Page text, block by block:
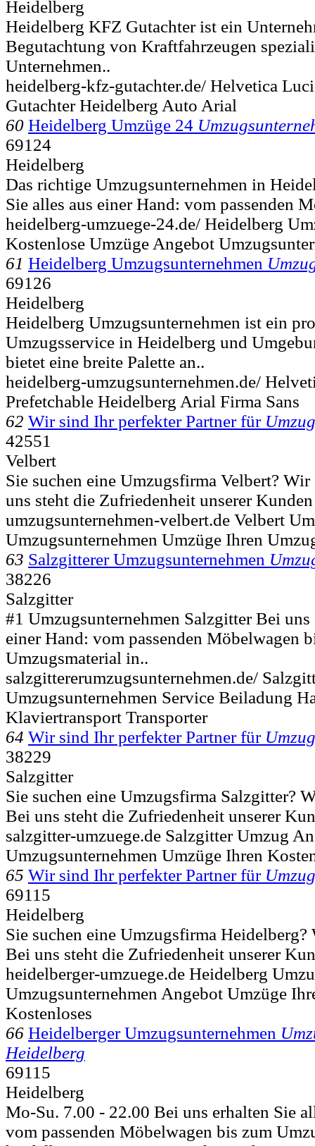
Heidelberg
Heidelberg KFZ Gutachter ist ein
Begutachtung von Kraftfahrzeugen
Unternehmen..
heidelberg-kfz-gutachter.de/ Helvetica
Gutachter Heidelberg Auto Arial
60 Heidelberg Umzüge 24
69124
Heidelberg
Das richtige Umzugsunternehmen in
Sie alles aus einer Hand: vom passenden
heidelberg-umzuege-24.de/ Heidelberg
Kostenlose Umzüge Angebot
61 Heidelberg Umzugsunternehmen
69126
Heidelberg
Heidelberg Umzugsunternehmen ist ein
Umzugsservice in Heidelberg und
bietet eine breite Palette an..
heidelberg-umzugsunternehmen.de/
Prefetchable Heidelberg Arial Firma Sans
62 Wir sind Ihr perfekter Partner für Umzug
42551
Velbert
Sie suchen eine Umzugsfirma Velbert?
uns steht die Zufriedenheit unserer
umzugsunternehmen-velbert.de Velbert
Umzugsunternehmen Umzüge Ihren
63 Salzgitterer Umzugsunternehmen
38226
Salzgitter
#1 Umzugsunternehmen Salzgitter Bei uns
einer Hand: vom passenden Möbelwagen
Umzugsmaterial in..
salzgittererumzugsunternehmen.de/
Umzugsunternehmen Service Beiladung
Klaviertransport Transporter
64 Wir sind Ihr perfekter Partner für Umzug
38229
Salzgitter
Sie suchen eine Umzugsfirma Salzgitter?
Bei uns steht die Zufriedenheit unserer
salzgitter-umzuege.de Salzgitter Umzug
Umzugsunternehmen Umzüge Ihren
65 Wir sind Ihr perfekter Partner für Umzug
69115
Heidelberg
Sie suchen eine Umzugsfirma
Bei uns steht die Zufriedenheit unserer
heidelberger-umzuege.de Heidelberg
Umzugsunternehmen Angebot Umzüge
Kostenloses
66 Heidelberger Umzugsunternehmen
Heidelberg
69115
Heidelberg
Mo-Su. 7.00 - 22.00 Bei uns erhalten Sie
vom passenden Möbelwagen bis zum